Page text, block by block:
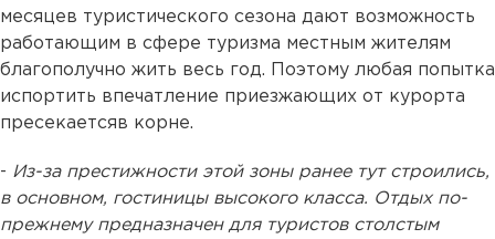
месяцев туристического сезона дают возможность
работающим в сфере туризма местным жителям
благополучно жить весь год. Поэтому любая попытка
испортить впечатление приезжающих от курорта
пресекаетсяв корне.
- Из-за престижности этой зоны ранее тут строились,
в основном, гостиницы высокого класса. Отдых по-
прежнему предназначен для туристов столстым